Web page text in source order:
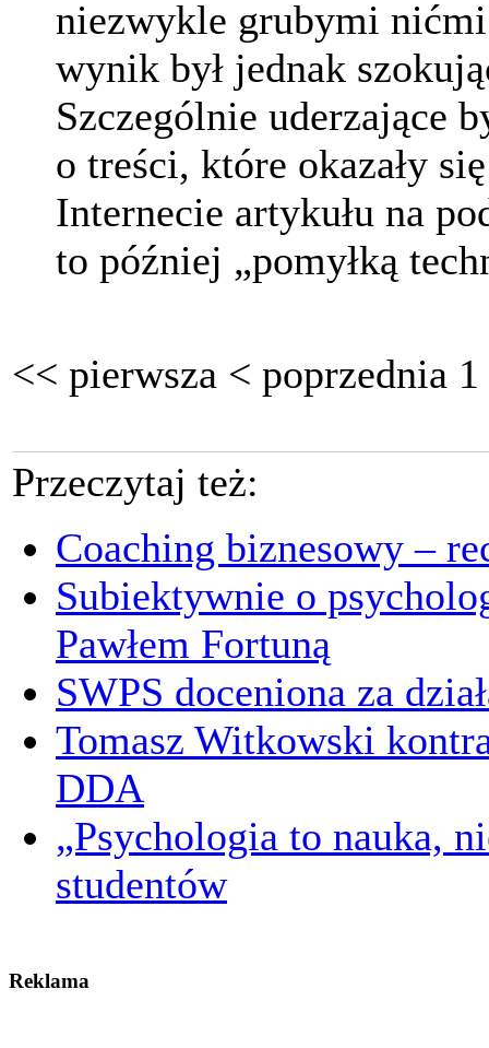
niezwykle grubymi nićmi
wynik był jednak
Szczególnie uderzające
o treści, które okazały
Internecie artykułu na
to później „pomyłką
<< pierwsza < poprzednia 1
Przeczytaj też:
Coaching biznesowy –
Subiektywnie o
Pawłem Fortuną
SWPS doceniona za
Tomasz Witkowski
DDA
„Psychologia to nauka,
studentów
Reklama